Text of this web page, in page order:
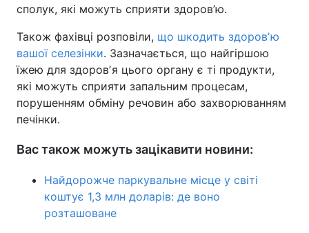
сполук, які можуть сприяти здоров’ю.
Також фахівці розповіли, що шкодить здоровʼю
вашої селезінки. Зазначається, що найгіршою
їжею для здоровʼя цього органу є ті продукти,
які можуть сприяти запальним процесам,
порушенням обміну речовин або захворюванням
печінки.
Вас також можуть зацікавити новини:
Найдорожче паркувальне місце у світі
коштує 1,3 млн доларів: де воно
розташоване